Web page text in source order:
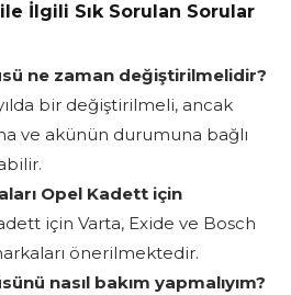
İlgili Sık Sorulan Sorular
ne zaman değiştirilmelidir?
bir değiştirilmeli, ancak
ve akünün durumuna bağlı
Opel Kadett için
için Varta, Exide ve Bosch
önerilmektedir.
nasıl bakım yapmalıyım?